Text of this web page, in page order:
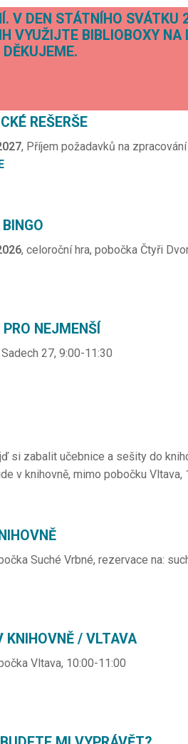
V DEN STÁTNÍHO
VYUŽIJTE BIBLIOBOXY NA
REŠERŠE
, Příjem požadavků na
, celoroční hra, pobočka Čtyři
NEJMENŠÍ
Sadech 27, 9:00-11:30
si zabalit učebnice a sešity do
v knihovně, mimo pobočku Vltava,
Suché Vrbné, rezervace na:
KNIHOVNĚ / VLTAVA
Vltava, 10:00-11:00